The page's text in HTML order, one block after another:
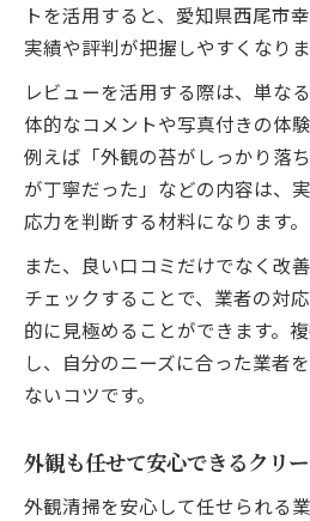
トを活用すると、愛知県西尾市
実績や評判が把握しやすくなりま
レビューを活用する際は、単な
体的なコメントや写真付きの体
例えば「外観の苔がしっかり落
が丁寧だった」などの内容は、
応力を判断する材料になります。
また、良い口コミだけでなく改
チェックすることで、業者の対
的に見極めることができます。
し、自分のニーズに合った業者
ないコツです。
外観も任せて安心できるクリ
外観清掃を安心して任せられる